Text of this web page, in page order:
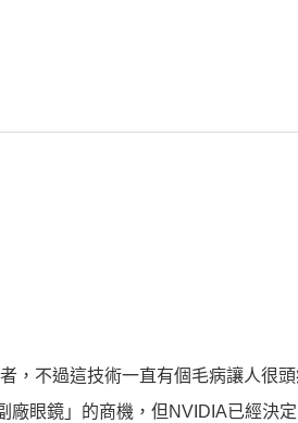
，不過這技術一直有個毛病讓人很
廠眼鏡」的商機，但NVIDIA已經決